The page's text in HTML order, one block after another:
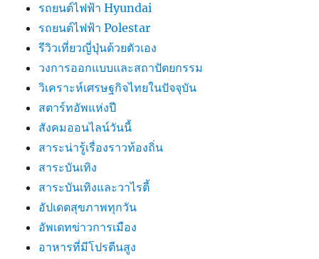
รถยนต์ไฟฟ้า Hyundai
รถยนต์ไฟฟ้า Polestar
รีวิวเที่ยวญี่ปุ่นด้วยตัวเอง
วงการออกแบบและสถาปัตยกรรม
วิเคราะห์เศรษฐกิจไทยในปัจจุบัน
สตาร์ทอัพแห่งปี
สังคมออนไลน์วันนี้
สาระน่ารู้เรื่องราวท้องถิ่น
สาระบันเทิง
สาระบันเทิงและวาไรตี้
อัปเดตสุขภาพทุกวัน
อัพเดทข่าวการเมือง
อาหารที่มีโปรตีนสูง